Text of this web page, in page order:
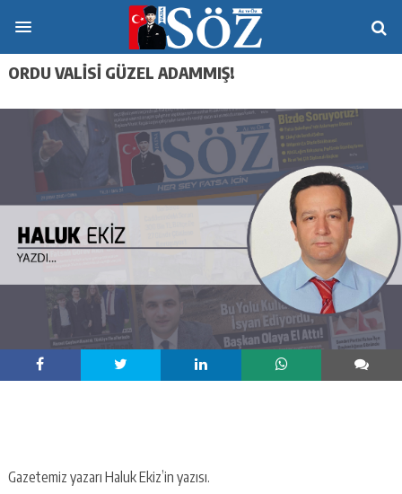
ORDU VALİSİ GÜZEL ADAMMIŞ!
Gazetemiz yazarı Haluk Ekiz’in yazısı.